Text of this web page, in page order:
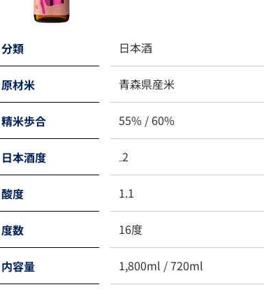
分類 日本酒
原材米 青森県産米
精米歩合 55% / 60%
日本酒度 ₋2
酸度 1.1
度数 16度
内容量 1,800ml / 720ml